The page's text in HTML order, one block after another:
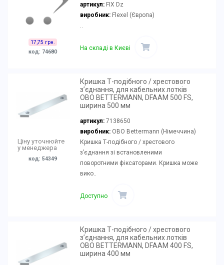
17,75 грн.
код: 74680
артикул: FIX Dz
виробник:Flexel (Європа)
..
На складі в Києві
Ціну уточнюйте
у менеджера
код: 54349
Кришка Т-подібного / хрестового
з’єднання, для кабельних лотків
OBO BETTERMANN, DFAAM 500 FS,
ширина 500 мм
артикул: 7138650
виробник:OBO Bettermann (Німеччина)
Кришка Т-подібного / хрестового
з’єднання зі встановленими
поворотними фіксаторами. Кришка може
вико..
Доступно
Кришка Т-подібного / хрестового
з’єднання, для кабельних лотків
OBO BETTERMANN, DFAAM 400 FS,
ширина 400 мм